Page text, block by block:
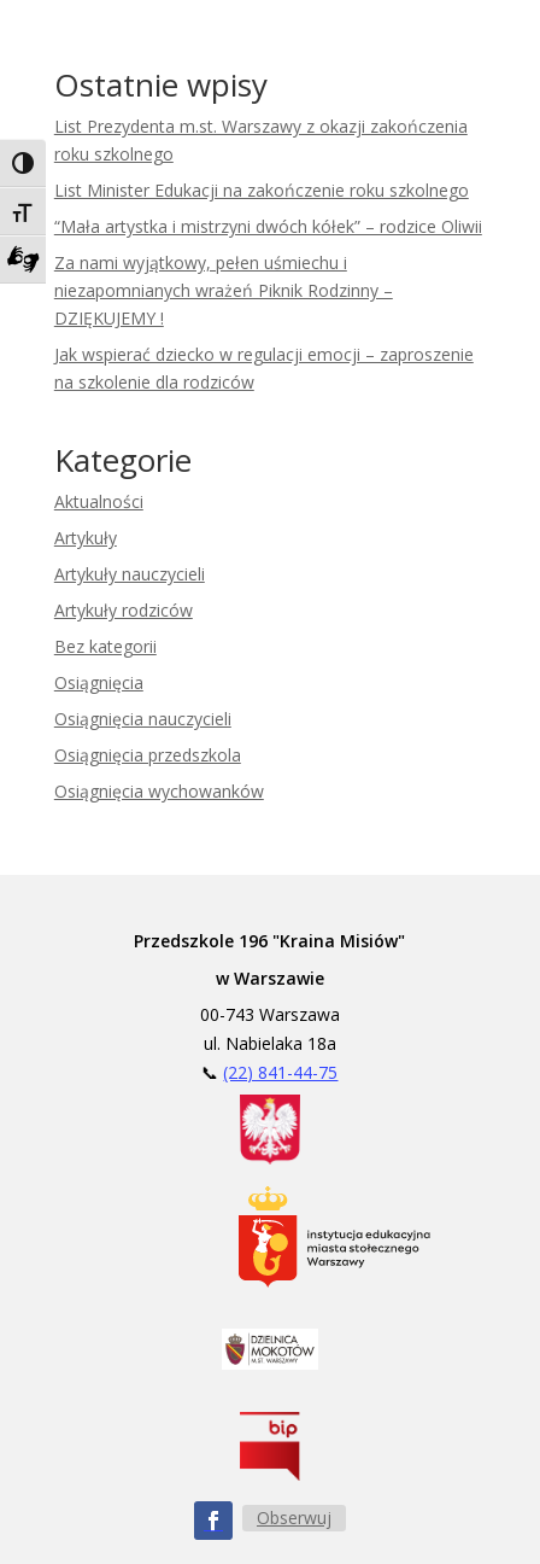
Toggle High Contrast
Toggle Font size
Zadzwoń do tłumacza języka migowego
Ostatnie wpisy
List Prezydenta m.st. Warszawy z okazji zakończenia
roku szkolnego
List Minister Edukacji na zakończenie roku szkolnego
“Mała artystka i mistrzyni dwóch kółek” – rodzice Oliwii
Za nami wyjątkowy, pełen uśmiechu i
niezapomnianych wrażeń Piknik Rodzinny –
DZIĘKUJEMY !
Jak wspierać dziecko w regulacji emocji – zaproszenie
na szkolenie dla rodziców
Kategorie
Aktualności
Artykuły
Artykuły nauczycieli
Artykuły rodziców
Bez kategorii
Osiągnięcia
Osiągnięcia nauczycieli
Osiągnięcia przedszkola
Osiągnięcia wychowanków
Przedszkole 196 "Kraina Misiów"
w Warszawie
00-743 Warszawa
ul. Nabielaka 18a
📞(22) 841-44-75
Obserwuj